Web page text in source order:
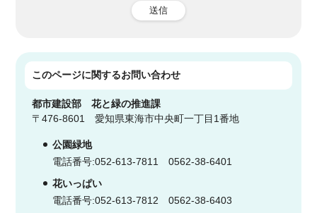
送信
このページに関するお問い合わせ
都市建設部花と緑の推進課
〒476-8601 愛知県東海市中央町一丁目1番地
公園緑地
電話番号:052-613-7811 0562-38-6401
花いっぱい
電話番号:052-613-7812 0562-38-6403